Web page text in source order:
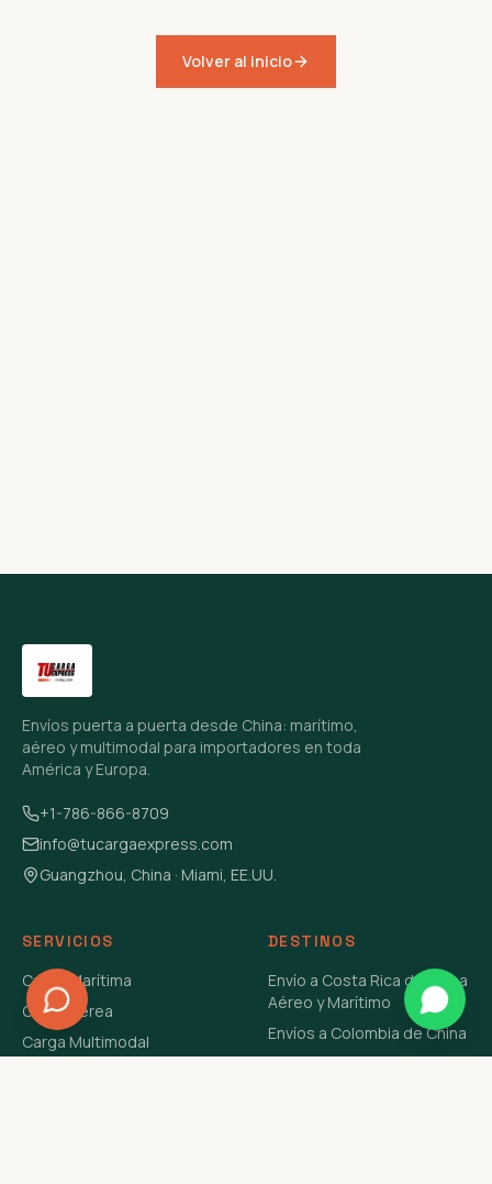
Volver al inicio
Envíos puerta a puerta desde China: marítimo,
aéreo y multimodal para importadores en toda
América y Europa.
+1-786-866-8709
info@tucargaexpress.com
Guangzhou, China · Miami, EE.UU.
SERVICIOS
Carga Marítima
Carga Aérea
Carga Multimodal
DESTINOS
Envío a Costa Rica de China
Aéreo y Marítimo
Envíos a Colombia de China